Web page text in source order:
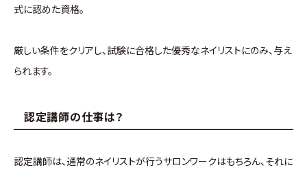
式に認めた資格。
厳しい条件をクリアし、試験に合格した優秀なネイリストにのみ、与え
られます。
認定講師の仕事は？
認定講師は、通常のネイリストが行うサロンワークはもちろん、それに